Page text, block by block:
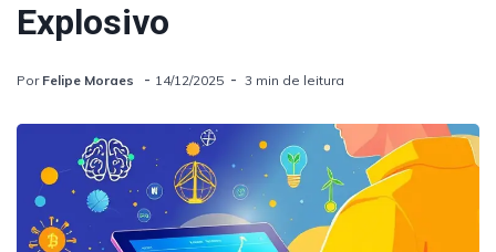
Explosivo
Por Felipe Moraes 14/12/2025 3 min de leitura